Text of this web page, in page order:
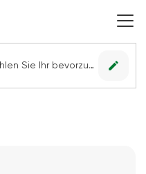
Kein Geschäft ausgewählt. Wählen Sie Ihr bevorzugtes Geschäft, um alle Angebote sehen zu können. edit